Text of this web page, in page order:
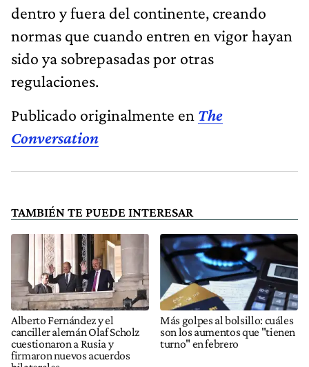
dentro y fuera del continente, creando
normas que cuando entren en vigor hayan
sido ya sobrepasadas por otras
regulaciones.
Publicado originalmente en The
Conversation
TAMBIÉN TE PUEDE INTERESAR
Alberto Fernández y el
canciller alemán Olaf Scholz
cuestionaron a Rusia y
firmaron nuevos acuerdos
Más golpes al bolsillo: cuáles
son los aumentos que "tienen
turno" en febrero